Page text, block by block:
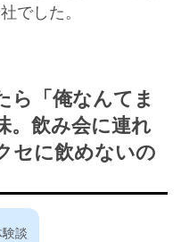
でした。
ら「俺なんてま
。飲み会に連れ
セに飲めないの
談